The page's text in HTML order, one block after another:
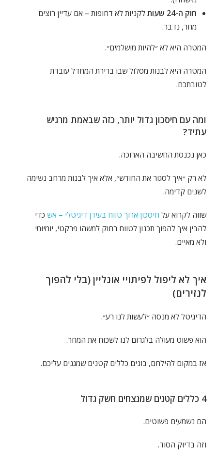
חוק ה-24 שעות
לקניות לא דחופות – אם עדיין רוצים
מחר, נדבר.
המטרה היא לא ״להיות מושלמים״.
המטרה היא לבנות מסלול שבו ברירת המחדל עובדת
לטובתכם.
ומה עם חיסכון גדול יותר, כזה שבאמת מרגיש
עתיד?
כאן נכנסת החשיבה הארוכה.
לא רק ״איך לסגור את החודש״, אלא איך לבנות מרחב נשימה
לשנים קדימה.
שווה לקרוא על חיסכון ארוך טווח בעידן דיגיטלי – אש כדי
להבין איך להפוך תכנון לטווח רחוק למשהו פרקטי, יומיומי
ולא מאיים.
איך לא ליפול לפיתויי אונליין (בלי להפוך
לנזירים)
הדיגיטל לא מנסה ״לעשות לנו רע״.
הוא פשוט מעולה בלגרום לנו לשכוח את המחר.
אז במקום להילחם, בונים כללים קטנים שמגנים עליכם.
4 כללים קטנים שמנצחים חשק גדול
הם נשמעים פשוטים.
וזה בדיוק הסוד.